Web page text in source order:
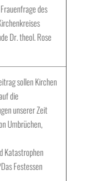
des
Dr. theol. Rose
sollen Kirchen
die
unserer Zeit
Umbrüchen,
Katastrophen
Das Festessen